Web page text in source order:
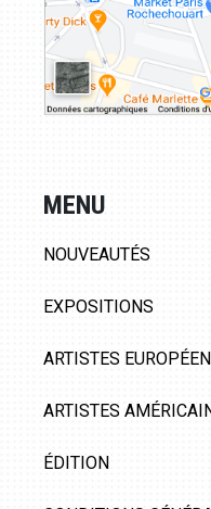
MENU
NOUVEAUTÉS
EXPOSITIONS
ARTISTES
ARTISTES
ÉDITION